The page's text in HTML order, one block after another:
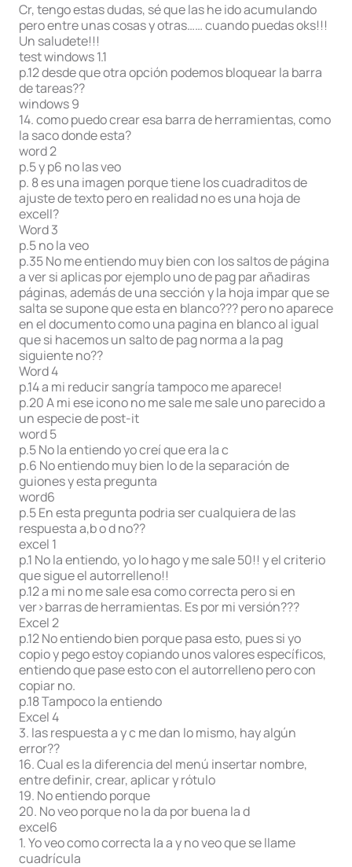
Cr, tengo estas dudas, sé que las he ido acumulando
pero entre unas cosas y otras…… cuando puedas oks!!!
Un saludete!!!
test windows 1.1
p.12 desde que otra opción podemos bloquear la barra
de tareas??
windows 9
14. como puedo crear esa barra de herramientas, como
la saco donde esta?
word 2
p.5 y p6 no las veo
p. 8 es una imagen porque tiene los cuadraditos de
ajuste de texto pero en realidad no es una hoja de
excell?
Word 3
p.5 no la veo
p.35 No me entiendo muy bien con los saltos de página
a ver si aplicas por ejemplo uno de pag par añadiras
páginas, además de una sección y la hoja impar que se
salta se supone que esta en blanco??? pero no aparece
en el documento como una pagina en blanco al igual
que si hacemos un salto de pag norma a la pag
siguiente no??
Word 4
p.14 a mi reducir sangría tampoco me aparece!
p.20 A mi ese icono no me sale me sale uno parecido a
un especie de post-it
word 5
p.5 No la entiendo yo creí que era la c
p.6 No entiendo muy bien lo de la separación de
guiones y esta pregunta
word6
p.5 En esta pregunta podria ser cualquiera de las
respuesta a,b o d no??
excel 1
p.1 No la entiendo, yo lo hago y me sale 50!! y el criterio
que sigue el autorrelleno!!
p.12 a mi no me sale esa como correcta pero si en
ver>barras de herramientas. Es por mi versión???
Excel 2
p.12 No entiendo bien porque pasa esto, pues si yo
copio y pego estoy copiando unos valores específicos,
entiendo que pase esto con el autorrelleno pero con
copiar no.
p.18 Tampoco la entiendo
Excel 4
3. las respuesta a y c me dan lo mismo, hay algún
error??
16. Cual es la diferencia del menú insertar nombre,
entre definir, crear, aplicar y rótulo
19. No entiendo porque
20. No veo porque no la da por buena la d
excel6
1. Yo veo como correcta la a y no veo que se llame
cuadrícula